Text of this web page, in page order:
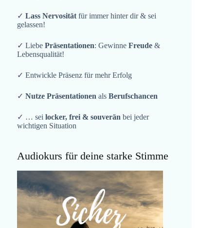
✓ Lass Nervositätfür immer hinter dir & sei
gelassen!
✓ Liebe Präsentationen: Gewinne Freude &
Lebensqualität!
✓ Entwickle Präsenz für mehr Erfolg
✓ Nutze Präsentationen als Berufschancen
✓ … sei locker, frei & souverän bei jeder
wichtigen Situation
Audiokurs für deine starke Stimme